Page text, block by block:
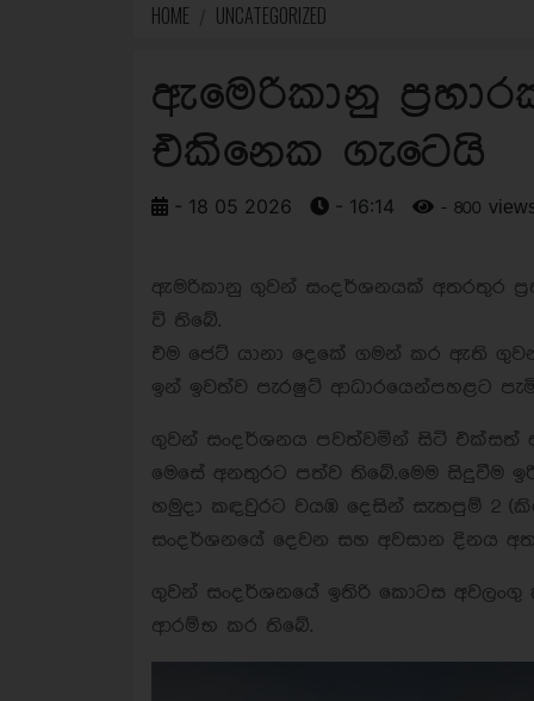
HOME UNCATEGORIZED
ඇමෙරිකානු
එකිනෙක ගැටෙයි
- 18 05 2026 - 16:14 - 800
ඇමරිකානු ගුවන් සංදර්ශනයක් අතරතුර
වි තිබේ.
එම ජෙට් යානා දෙකේ ගමන් කර ඇති
ඉන් ඉවත්ව පැරෂුට් ආධාරයෙන්පහළට
ගුවන් සංදර්ශනය පවත්වමින් සිටි එක්සත්
මෙසේ අනතුරට පත්ව තිබේ.මෙම සිදුවීම
හමුදා කඳවුරට වයඹ දෙසින් සැතපුම් 2
සංදර්ශනයේ දෙවන සහ අවසාන දිනය
ගුවන් සංදර්ශනයේ ඉතිරි කොටස
ආරම්භ කර තිබේ.